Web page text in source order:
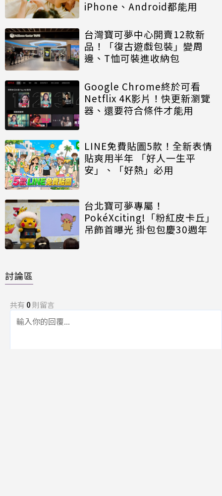
iPhone、Android都能用
台灣寶可夢中心開賣12款新
品！「復古遊戲包裝」變周
邊、T恤可裝進收納包
Google Chrome終於可看
Netflix 4K影片！快更新瀏覽
器、還要符合條件才能用
LINE免費貼圖5款！全新表情
貼爽用半年 「好人一生平
安」、「好熱」必用
台北寶可夢專屬！
PokéXciting!「粉紅皮卡丘」
吊飾首曝光 掛包包慶30週年
討論區
共有 0則留言